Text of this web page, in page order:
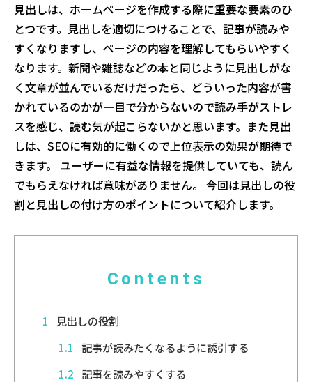
見出しは、ホームページを作成する際に重要な要素のひ
とつです。見出しを適切につけることで、記事が読みや
すくなりますし、ページの内容を理解してもらいやすく
なります。新聞や雑誌などの本と同じように見出しがな
く文章が並んでいるだけだったら、どういった内容が書
かれているのかが一目で分からないので読み手がストレ
スを感じ、読む気が起こらないかと思います。また見出
しは、SEOに有効的に働くので上位表示の効果が期待で
きます。 ユーザーに有益な情報を提供していても、読ん
でもらえなければ意味がありません。 今回は見出しの役
割と見出しの付け方のポイントについて紹介します。
Contents
1
見出しの役割
1.1 記事が読みたくなるように誘引する
1.2 記事を読みやすくする